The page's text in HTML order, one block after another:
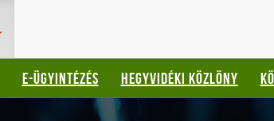
E-ÜGYINTÉZÉS HEGYVIDÉKI KÖZLÖNY